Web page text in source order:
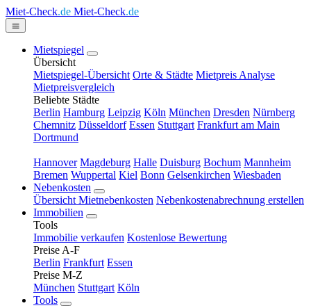
Miet-Check.de Miet-Check.de
Mietspiegel
Übersicht
Mietspiegel-Übersicht Orte & Städte Mietpreis Analyse
Mietpreisvergleich
Beliebte Städte
Berlin Hamburg Leipzig Köln München Dresden Nürnberg
Chemnitz Düsseldorf Essen Stuttgart Frankfurt am Main
Dortmund
Hannover Magdeburg Halle Duisburg Bochum Mannheim
Bremen Wuppertal Kiel Bonn Gelsenkirchen Wiesbaden
Nebenkosten
Übersicht Mietnebenkosten Nebenkostenabrechnung erstellen
Immobilien
Tools
Immobilie verkaufen Kostenlose Bewertung
Preise A-F
Berlin Frankfurt Essen
Preise M-Z
München Stuttgart Köln
Tools